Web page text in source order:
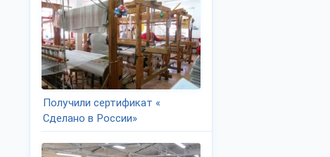
Получили сертификат «
Сделано в России»